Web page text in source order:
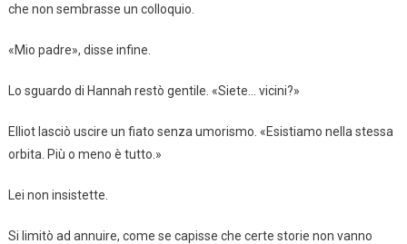
che non sembrasse un colloquio.
«Mio padre», disse infine.
Lo sguardo di Hannah restò gentile. «Siete… vicini?»
Elliot lasciò uscire un fiato senza umorismo. «Esistiamo nella stessa
orbita. Più o meno è tutto.»
Lei non insistette.
Si limitò ad annuire, come se capisse che certe storie non vanno